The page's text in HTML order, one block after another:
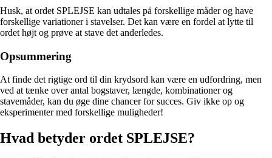
Husk, at ordet SPLEJSE kan udtales på forskellige måder og have
forskellige variationer i stavelser. Det kan være en fordel at lytte til
ordet højt og prøve at stave det anderledes.
Opsummering
At finde det rigtige ord til din krydsord kan være en udfordring, men
ved at tænke over antal bogstaver, længde, kombinationer og
stavemåder, kan du øge dine chancer for succes. Giv ikke op og
eksperimenter med forskellige muligheder!
Hvad betyder ordet SPLEJSE?